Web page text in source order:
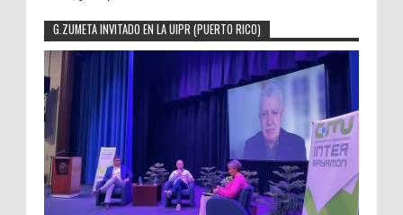
G.ZUMETA INVITADO EN LA UIPR (PUERTO RICO)